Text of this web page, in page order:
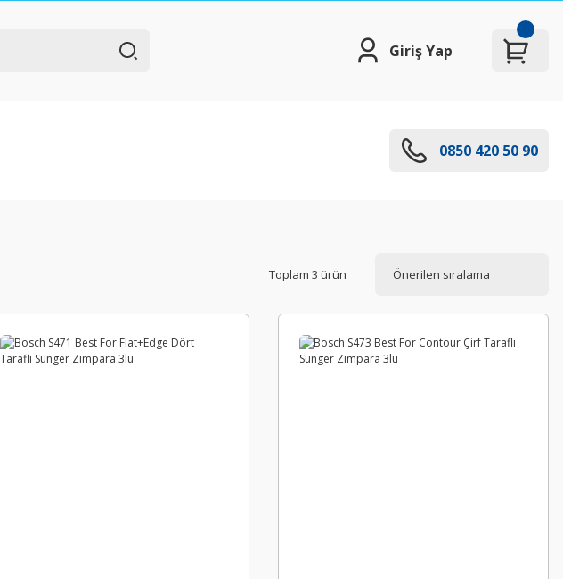
Giriş Yap
0850 420 50 90
Toplam 3 ürün